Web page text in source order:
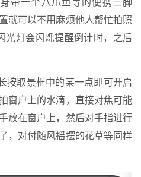
带一个八爪鱼等的便携三脚
就可以不用麻烦他人帮忙拍照
光灯会闪烁提醒倒计时，之后
按取景框中的某一点即可开启
窗户上的水滴，直接对焦可能
放在窗户上，然后对手指进行
，对付随风摇摆的花草等同样